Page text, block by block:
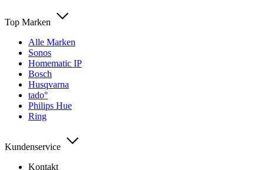
Top Marken
Alle Marken
Sonos
Homematic IP
Bosch
Husqvarna
tado°
Philips Hue
Ring
Kundenservice
Kontakt